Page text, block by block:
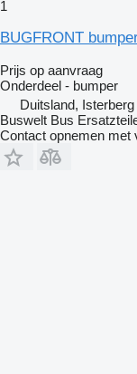
1
BUGFRONT
Prijs op aanvraag
Onderdeel - bumper
Duitsland, Isterberg
Buswelt Bus
Contact opnemen met